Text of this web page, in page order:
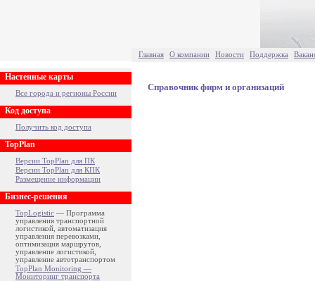
Главная О компании Новости Поддержка
Настенные карты
Все города и регионы России
Код доступа
Получить код доступа
TopPlan
Версии TopPlan для ПК
Версии TopPlan для КПК
Размещение информации
Бизнес-решения
TopLogistic — Программа
управления транспортной
логистикой, автоматизация
управления перевозками,
оптимизация маршрутов,
управление логистикой,
управление автотранспортом
TopPlan Monitoring —
Мониторинг транспорта
Справочник фирм и организаций